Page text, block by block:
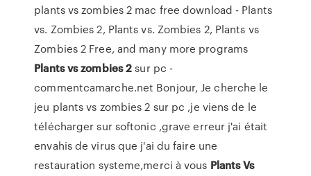
plants vs zombies 2 mac free download - Plants
vs. Zombies 2, Plants vs. Zombies 2, Plants vs
Zombies 2 Free, and many more programs
Plantsvszombies2sur pc -
commentcamarche.net Bonjour, Je cherche le
jeu plants vs zombies 2 sur pc ,je viens de le
télécharger sur softonic ,grave erreur j'ai était
envahis de virus que j'ai du faire une
restauration systeme,merci à vous PlantsVs